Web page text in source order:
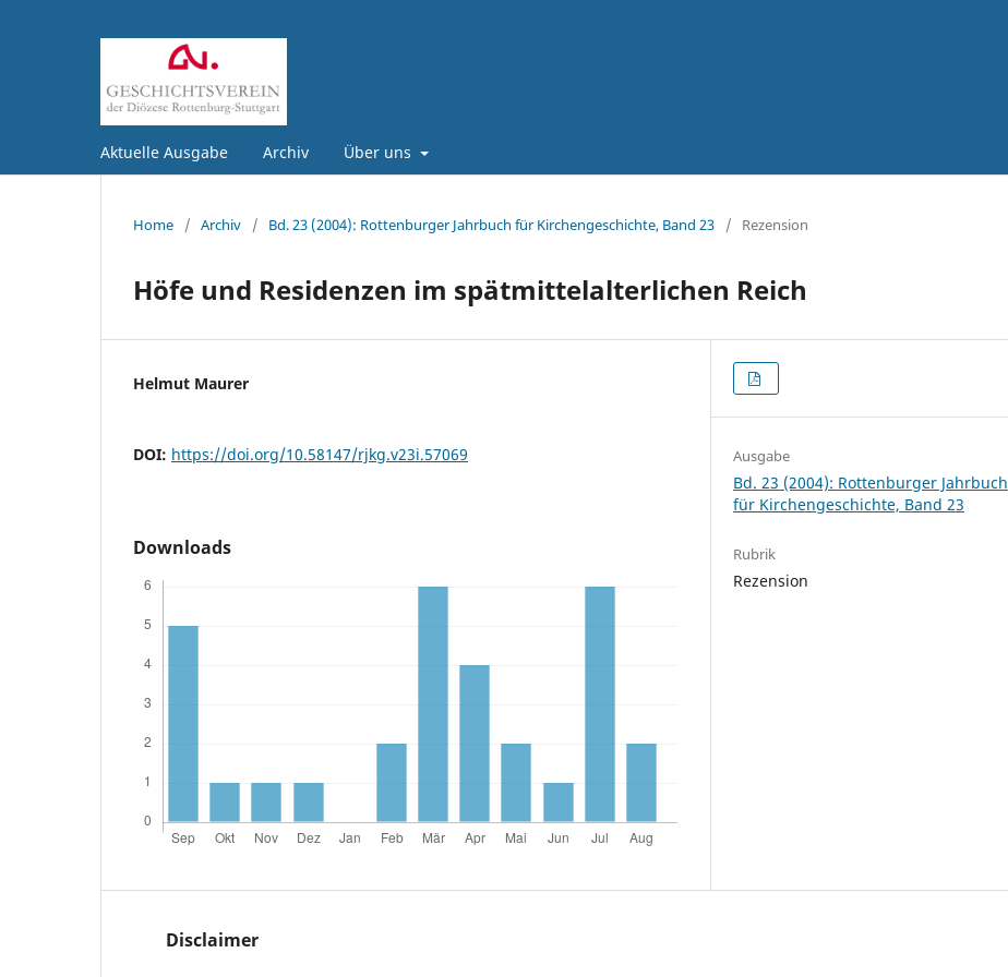
Aktuelle Ausgabe Archiv Über uns
Home / Archiv / Bd. 23 (2004): Rottenburger Jahrbuch für Kirchengeschichte, Band 23 / Rezension
Höfe und Residenzen im spätmittelalterlichen Reich
Helmut Maurer
DOI: https://doi.org/10.58147/rjkg.v23i.57069
Downloads
Ausgabe
Bd. 23 (2004): Rottenburger Jahrbuch
für Kirchengeschichte, Band 23
Rubrik
Rezension
Disclaimer